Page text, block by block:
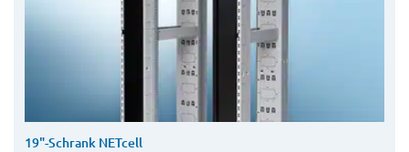
19"-Schrank NETcell